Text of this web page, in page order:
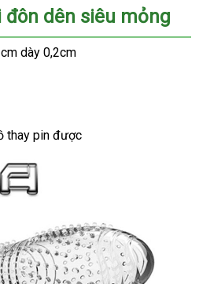
đôn dên siêu mỏng
dày 0,2cm
thay pin được